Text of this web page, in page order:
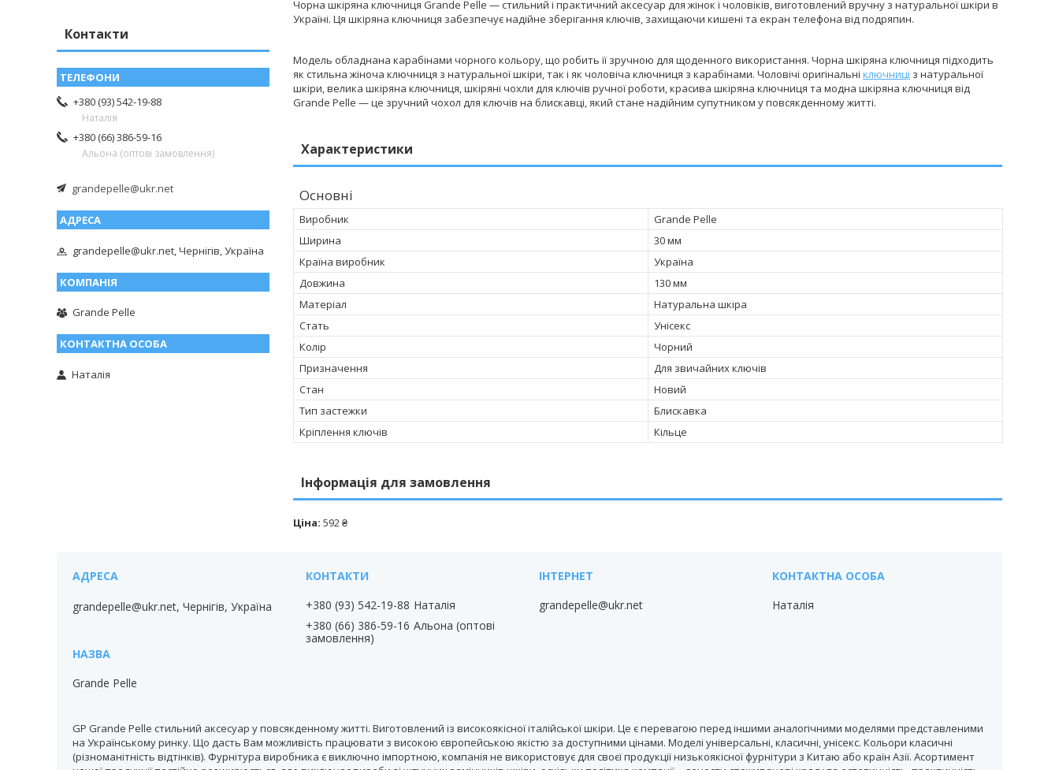
Чорна шкіряна ключниця Grande Pelle — стильний і практичний аксесуар для жінок і чоловіків, виготовлений вручну з натуральної шкіри в
Україні. Ця шкіряна ключниця забезпечує надійне зберігання ключів, захищаючи кишені та екран телефона від подряпин.
Модель обладнана карабінами чорного кольору, що робить її зручною для щоденного використання. Чорна шкіряна ключниця підходить
як стильна жіноча ключниця з натуральної шкіри, так і як чоловіча ключниця з карабінами. Чоловічі оригінальні ключниці з натуральної
шкіри, велика шкіряна ключниця, шкіряні чохли для ключів ручної роботи, красива шкіряна ключниця та модна шкіряна ключниця від
Grande Pelle — це зручний чохол для ключів на блискавці, який стане надійним супутником у повсякденному житті.
Характеристики
Основні
Виробник
Grande Pelle
Ширина
30 мм
Країна виробник
Україна
Довжина
130 мм
Матеріал
Натуральна шкіра
Стать
Унісекс
Колір
Чорний
Призначення
Для звичайних ключів
Стан
Новий
Тип застежки
Блискавка
Кріплення ключів
Кільце
Інформація для замовлення
Ціна: 592 ₴
Контакти
+380 (93) 542-19-88
Наталія
+380 (66) 386-59-16
Альона (оптові замовлення)
grandepelle@ukr.net
grandepelle@ukr.net, Чернігів, Україна
Grande Pelle
Наталія
grandepelle@ukr.net, Чернігів, Україна
Grande Pelle
+380 (93) 542-19-88 Наталія
+380 (66) 386-59-16 Альона (оптові
замовлення)
grandepelle@ukr.net Наталія
GP Grande Pelle стильний аксесуар у повсякденному житті. Виготовлений із високоякісної італійської шкіри. Це є перевагою перед іншими аналогічними моделями представленими
на Українському ринку. Що дасть Вам можливість працювати з високою європейською якістю за доступними цінами. Моделі універсальні, класичні, унісекс. Кольори класичні
(різноманітність відтінків). Фурнітура виробника є виключно імпортною, компанія не використовує для своєї продукції низькоякісної фурнітури з Китаю або країн Азії. Асортимент